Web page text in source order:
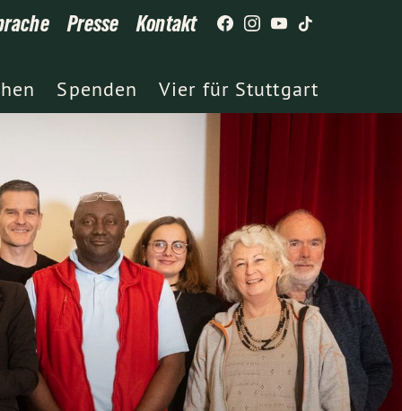
Presse Kontakt
Spenden Vier für Stuttgart